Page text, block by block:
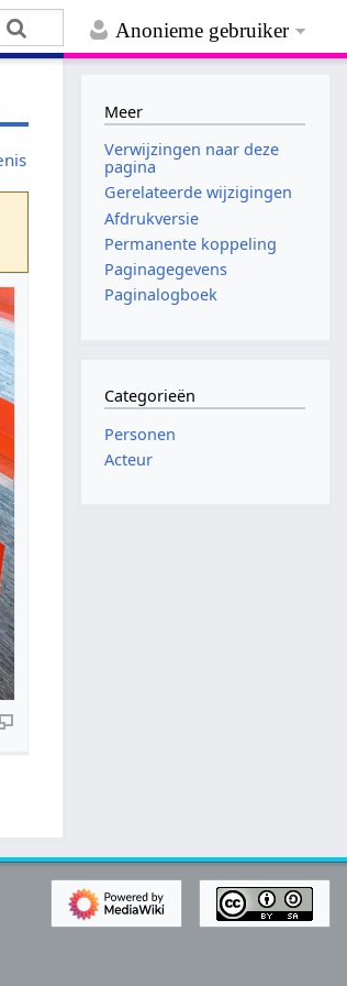
Anonieme gebruiker
Meer
Verwijzingen naar deze
pagina
Gerelateerde wijzigingen
Afdrukversie
Permanente koppeling
Paginagegevens
Paginalogboek
Categorieën
Personen
Acteur